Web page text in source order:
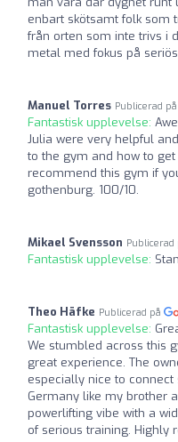
enbart skötsamt folk som
från orten som inte trivs i
metal med fokus på
Manuel Torres Publicerad på
Fantastisk upplevelse:
Julia were very helpful
to the gym and how to
recommend this gym if
gothenburg. 100/10.
Mikael Svensson Publicerad
Fantastisk upplevelse:
Theo Häfke Publicerad på
Fantastisk upplevelse:
We stumbled across this
great experience. The
especially nice to connect
Germany like my brother
powerlifting vibe with a
of serious training. Highly